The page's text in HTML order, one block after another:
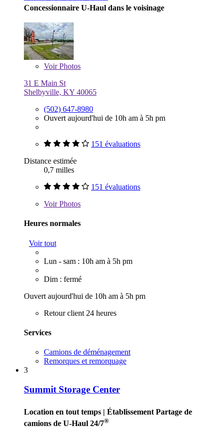
Concessionnaire U-Haul dans le voisinage
VoirPhotos
31 E Main St
Shelbyville, KY 40065
(502) 647-8980
Ouvert aujourd'hui de 10h am à 5h pm
151 évaluations
Distance estimée
0,7 milles
151 évaluations
VoirPhotos
Heures normales
Voir tout
Lun - sam : 10h am à 5h pm
Dim : fermé
Ouvert aujourd'hui de 10h am à 5h pm
Retour client 24 heures
Services
Camions de déménagement
Remorques et remorquage
3
Summit Storage Center
Location en tout temps | Établissement Partage de
camions de U-Haul 24/7®